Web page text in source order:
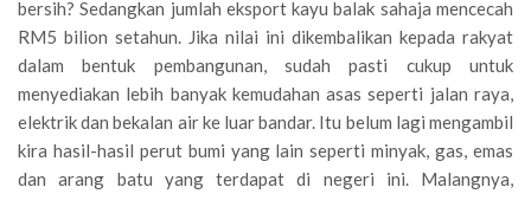
bersih? Sedangkan jumlah eksport kayu balak sahaja mencecah
RM5 bilion setahun. Jika nilai ini dikembalikan kepada rakyat
dalam bentuk pembangunan, sudah pasti cukup untuk
menyediakan lebih banyak kemudahan asas seperti jalan raya,
elektrik dan bekalan air ke luar bandar. Itu belum lagi mengambil
kira hasil-hasil perut bumi yang lain seperti minyak, gas, emas
dan arang batu yang terdapat di negeri ini. Malangnya,